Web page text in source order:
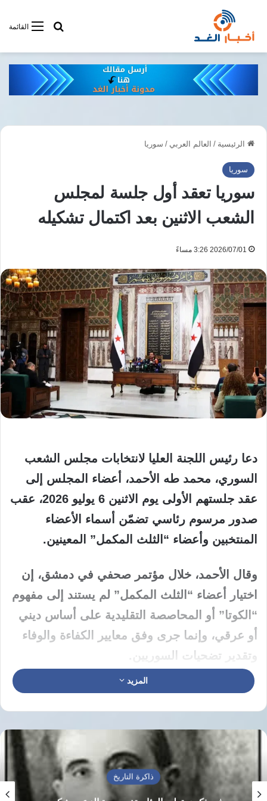
القائمةأبحت فى
الرئيسية / العالم العربي / سوريا
سوريا
سوريا تعقد أول جلسة لمجلس
الشعب الاثنين بعد اكتمال تشكيله
2026/07/01 3:26 مساءً
دعا رئيس اللجنة العليا لانتخابات مجلس الشعب
السوري، محمد طه الأحمد، أعضاء المجلس إلى
عقد جلستهم الأولى يوم الاثنين 6 يوليو 2026، عقب
صدور مرسوم رئاسي تضمّن أسماء الأعضاء
المنتخبين وأعضاء “الثلث المكمل” المعينين.
وقال الأحمد، خلال مؤتمر صحفي في دمشق، إن
اختيار أعضاء “الثلث المكمل” لم يستند إلى مفهوم
“الكوتا” أو المحاصصة التقليدية على أساس ديني
أو عرقي، وإنما جرى وفق معايير الكفاءة والوفاء
وتقدير تضحيات السوريين.
وأوضح أن مدة دورة مجلس الشعب، وفق الإعلان
الدستوري، تبلغ سنتين ونصف السنة، أي 30 شهرًا،
قابلة للتمديد.
وأشار الأحمد إلى أن الهدف من “الثلث المكمل”
هو الجمع بين من قدّموا تضحيات خلال السنوات
المزيد
ذاكرة التاريخ